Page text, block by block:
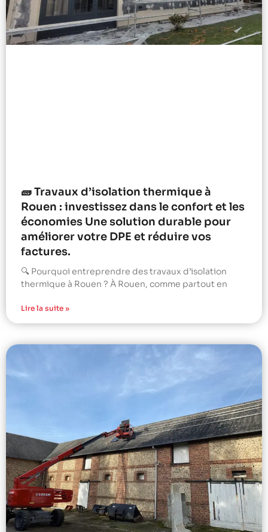
🧱 Travaux d’isolation thermique à
Rouen : investissez dans le confort et les
économies Une solution durable pour
améliorer votre DPE et réduire vos
factures.
🔍 Pourquoi entreprendre des travaux d’isolation
thermique à Rouen ? À Rouen, comme partout en
Lire la suite »